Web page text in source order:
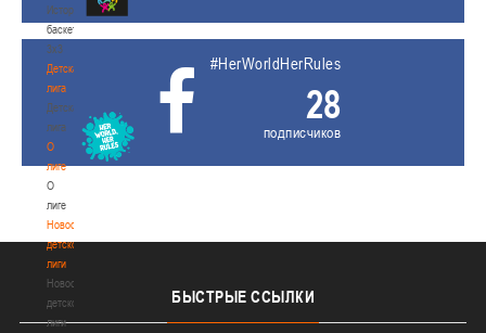
История
баскетбола
3х3
Детская
лига
Детская
лига
О
лиге
О
лиге
Новости
детской
лиги
Новости
детской
лиги
#HerWorldHerRules
28
подписчиков
БЫСТРЫЕ ССЫЛКИ